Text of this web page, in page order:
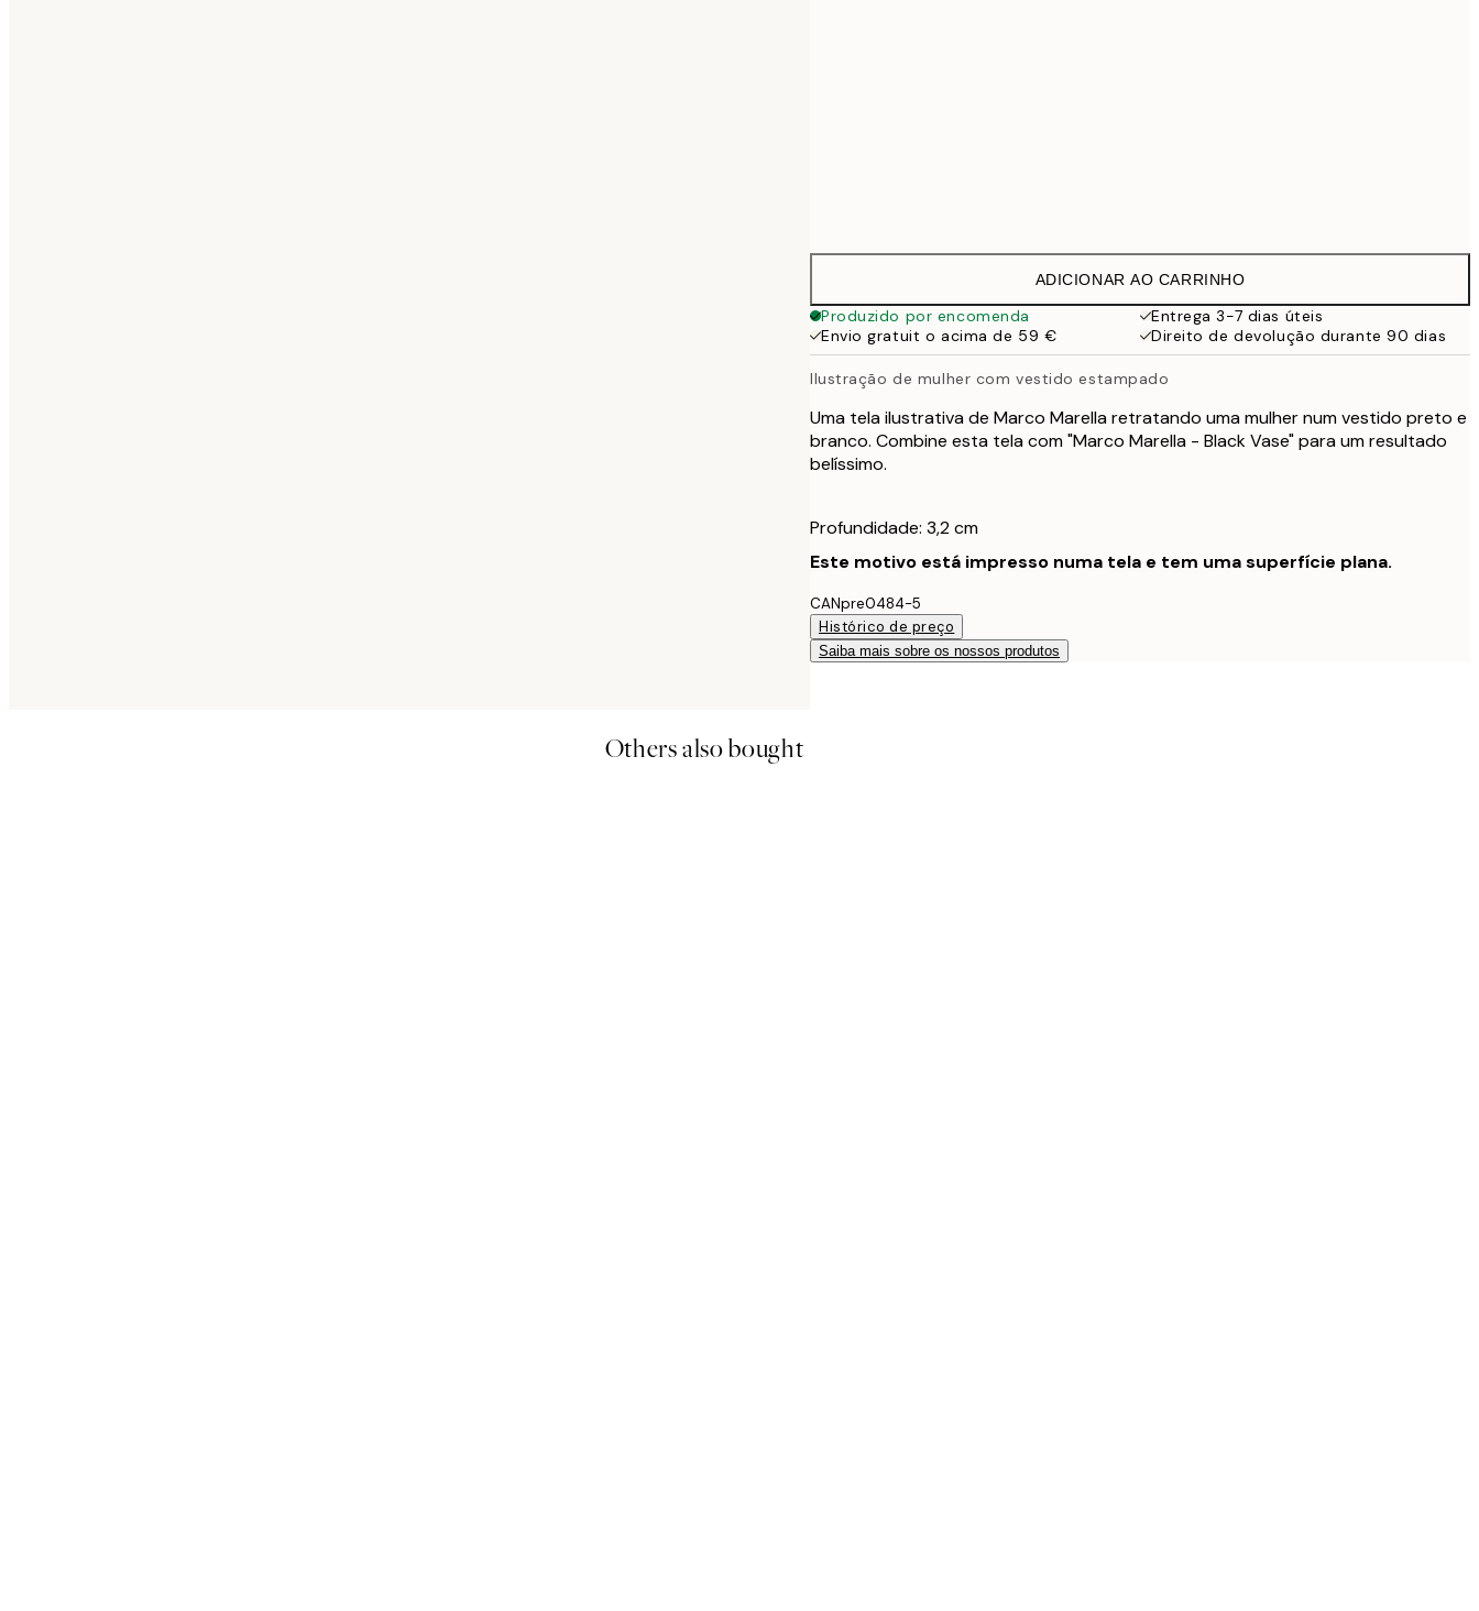
ADICIONAR AO CARRINHO
Produzido por encomenda
Entrega 3-7 dias úteis
Envio gratuit o acima de 59 €
Direito de devolução durante 90 dias
Ilustração de mulher com vestido estampado
Uma tela ilustrativa de Marco Marella retratando uma mulher num vestido preto e
branco. Combine esta tela com "Marco Marella - Black Vase" para um resultado
belíssimo.
Profundidade: 3,2 cm
Este motivo está impresso numa tela e tem uma superfície plana.
CANpre0484-5
Histórico de preço
Saiba mais sobre os nossos produtos
Others also bought